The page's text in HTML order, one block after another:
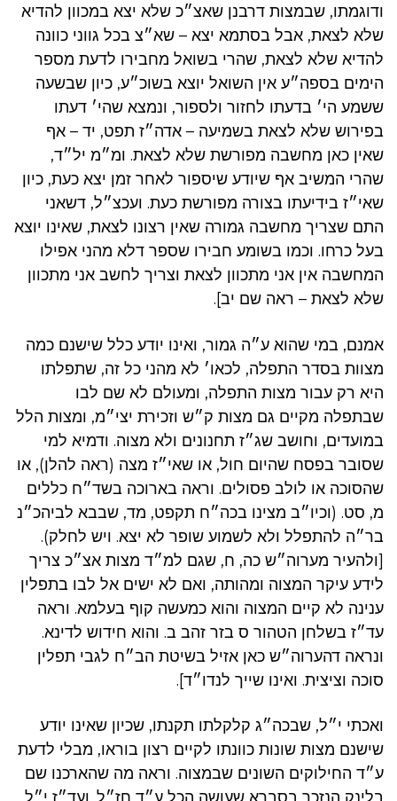
ודוגמתו, שבמצות דרבנן שאצ״כ שלא יצא במכוון להדיא
שלא לצאת, אבל בסתמא יצא – שא״צ בכל גווני כוונה
להדיא שלא לצאת, שהרי בשואל מחבירו לדעת מספר
הימים בספה״ע אין השואל יוצא בשוכ״ע, כיון שבשעה
ששמע הי׳ בדעתו לחזור ולספור, ונמצא שהי׳ דעתו
בפירוש שלא לצאת בשמיעה – אדה״ז תפט, יד – אף
שאין כאן מחשבה מפורשת שלא לצאת. ומ״מ יל״ד,
שהרי המשיב אף שיודע שיספור לאחר זמן יצא כעת, כיון
שאי״ז בידיעתו בצורה מפורשת כעת. ועכצ״ל, דשאני
התם שצריך מחשבה גמורה שאין רצונו לצאת, שאינו יוצא
בעל כרחו. וכמו בשומע חבירו שספר דלא מהני אפילו
המחשבה אין אני מתכוון לצאת וצריך לחשב אני מתכוון
שלא לצאת – ראה שם יב].
אמנם, במי שהוא ע״ה גמור, ואינו יודע כלל שישנם כמה
מצוות בסדר התפלה, לכאו׳ לא מהני כל זה, שתפלתו
היא רק עבור מצות התפלה, ומעולם לא שם לבו
שבתפלה מקיים גם מצות ק״ש וזכירת יצי״מ, ומצות הלל
במועדים, וחושב שג״ז תחנונים ולא מצוה. ודמיא למי
שסובר בפסח שהיום חול, או שאי״ז מצה (ראה להלן), או
שהסוכה או לולב פסולים. וראה בארוכה בשד״ח כללים
מ, סט. (וכיו״ב מצינו בכה״ח תקפט, מד, שבבא לביהכ״נ
בר״ה להתפלל ולא לשמוע שופר לא יצא. ויש לחלק).
[ולהעיר מערוה״ש כה, ח, שגם למ״ד מצות אצ״כ צריך
לידע עיקר המצוה ומהותה, ואם לא ישים אל לבו בתפלין
ענינה לא קיים המצוה והוא כמעשה קוף בעלמא. וראה
עד״ז בשלחן הטהור ס בזר זהב ב. והוא חידוש לדינא.
ונראה דהערוה״ש כאן אזיל בשיטת הב״ח לגבי תפלין
סוכה וציצית. ואינו שייך לנדו״ד].
ואכתי י״ל, שבכה״ג קלקלתו תקנתו, שכיון שאינו יודע
שישנם מצות שונות כוונתו לקיים רצון בוראו, מבלי לדעת
ע״ד החילוקים השונים שבמצוה. וראה מה שהארכנו שם